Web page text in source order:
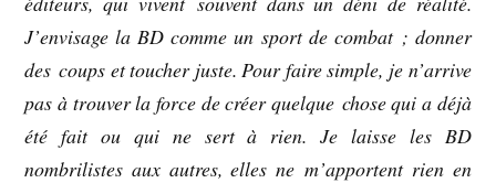
J’envisage la BD comme un sport de combat ; donner
des coups et toucher juste. Pour faire simple, je n’arrive
pas à trouver la force de créer quelque chose qui a déjà
été fait ou qui ne sert à rien. Je laisse les BD
nombrilistes aux autres, elles ne m’apportent rien en